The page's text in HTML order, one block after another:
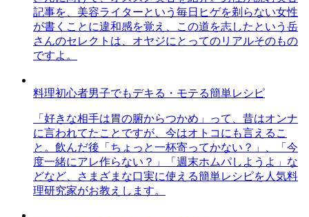
記事を、美容ライターという毎日ヒゲを剃らない女性
が書くことに違和感を覚え、この道を志したという岳
さんのセレクトは、オヤジにとってのリアルそのもの
ですよ。
料理初心者男子でもデキる・モテる簡単レシピ
「好きな相手は胃の腑からつかめ」って、昔はオンナ
に言われてたことですが、今はオトコにも言えるこ
と。飲んだ後「ちょっと一杯寄ってかない？」、「今
度一緒にアレ作らない？」「週末ホムパしようよ」な
どなど、さまざまな口実に使える簡単レシピを人気料
理研究家がお教えします。